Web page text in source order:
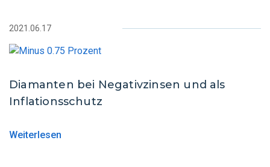
2021.06.17
Diamanten bei Negativzinsen und als
Inflationsschutz
Weiterlesen